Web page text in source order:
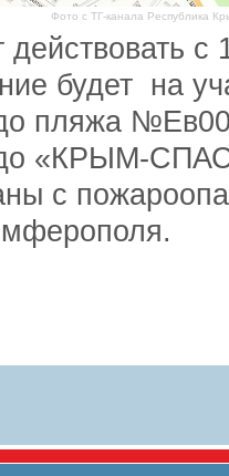
Фото с ТГ-канала Республика
действовать
будет на
пляжа
«КРЫМ-
с